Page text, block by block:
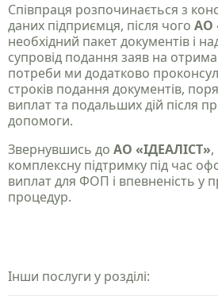
Співпраця розпочинається з
даних підприємця, після чого АО
необхідний пакет документів і
супровід подання заяв на
потреби ми додатково
строків подання документів,
виплат та подальших дій після
допомоги.
Звернувшись до АО «ІДЕАЛІСТ»
комплексну підтримку під час
виплат для ФОП і впевненість у
процедур.
Інши послуги у розділі: